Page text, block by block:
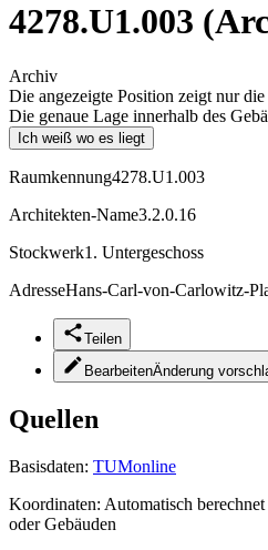
4278.U1.003
Archiv
Die angezeigte Position zeigt nur
Die genaue Lage innerhalb des
Ich weiß wo es liegt
Raumkennung4278.U1.003
Architekten-Name3.2.0.16
Stockwerk1. Untergeschoss
AdresseHans-Carl-von-Carlowitz-
Teilen
BearbeitenÄnderung
Quellen
Basisdaten: TUMonline
Koordinaten: Automatisch
oder Gebäuden